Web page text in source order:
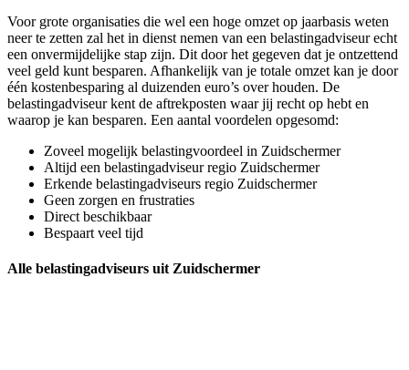
Voor grote organisaties die wel een hoge omzet op jaarbasis weten
neer te zetten zal het in dienst nemen van een belastingadviseur echt
een onvermijdelijke stap zijn. Dit door het gegeven dat je ontzettend
veel geld kunt besparen. Afhankelijk van je totale omzet kan je door
één kostenbesparing al duizenden euro’s over houden. De
belastingadviseur kent de aftrekposten waar jij recht op hebt en
waarop je kan besparen. Een aantal voordelen opgesomd:
Zoveel mogelijk belastingvoordeel in Zuidschermer
Altijd een belastingadviseur regio Zuidschermer
Erkende belastingadviseurs regio Zuidschermer
Geen zorgen en frustraties
Direct beschikbaar
Bespaart veel tijd
Alle belastingadviseurs uit Zuidschermer